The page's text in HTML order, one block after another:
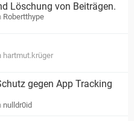
Löschung von Beiträgen.
Robertthype
hartmut.krüger
gegen App Tracking
nulldr0id